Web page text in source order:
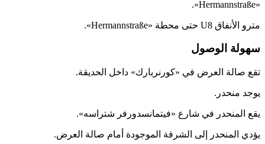
مترو الأنفاق U8 حتى محطة «Hermannstraße».
سهولة الوصول
تقع صالة العرض في «كورنربارك» داخل الحديقة.
يوجد منحدر.
يقع المنحدر في شارع «فيتمانسدورفر شتراسه».
يؤدي المنحدر إلى الشرفة الموجودة أمام صالة العرض.